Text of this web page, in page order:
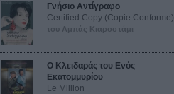
Γνήσιο Αντίγραφο
Certified Copy (Copie Conforme)
του Αμπάς Κιαροστάμι
Ο Κλειδαράς του Ενός
Εκατομμυρίου
Le Million